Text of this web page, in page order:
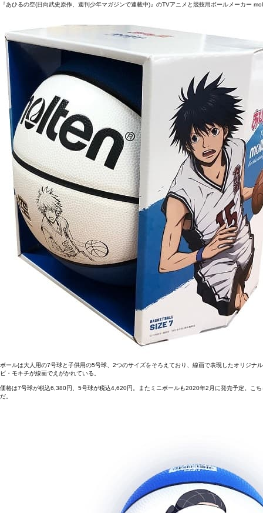
『あひるの空(日向武史原作、週刊少年マガジンで連載中)』のTVアニメと競技用ボールメーカー
ボールは大人用の7号球と子供用の5号球、2つのサイズをそろえており、線画で表現したオリジ
ビ・モキチが線画でえがかれている。
価格は7号球が税込6,380円、5号球が税込4,620円。またミニボールも2020年2月に発売予定。こ
だ。